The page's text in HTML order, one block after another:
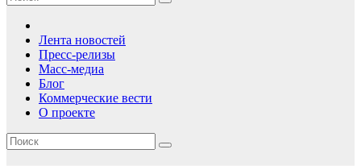
Лента новостей
Пресс-релизы
Масс-медиа
Блог
Коммерческие вести
О проекте